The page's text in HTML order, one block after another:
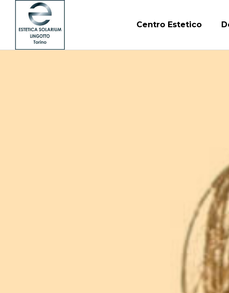
Centro Estetico